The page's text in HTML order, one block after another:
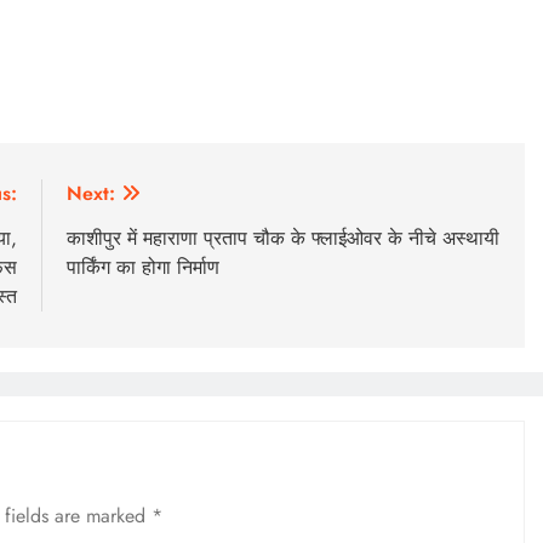
Next:
काशीपुर में महाराणा प्रताप चौक के फ्लाईओवर के नीचे अस्थायी
पार्किंग का होगा निर्माण
are marked *